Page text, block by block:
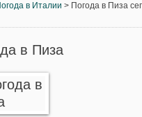
в Италии > Погода в Пиза
в Пиза